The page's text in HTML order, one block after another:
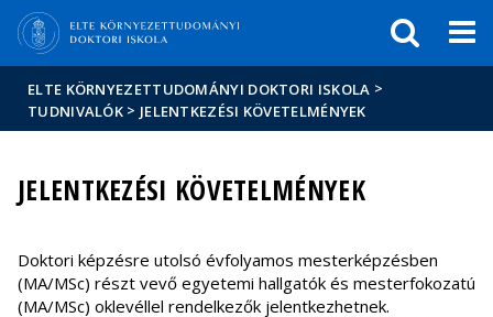
Hírek
Események
ELTE a
sajtóban
ELTE KÖRNYEZETTUDOMÁNYI DOKTORI ISKOLA >
TUDNIVALÓK > JELENTKEZÉSI KÖVETELMÉNYEK
JELENTKEZÉSI KÖVETELMÉNYEK
Doktori képzésre utolsó évfolyamos mesterképzésben
(MA/MSc) részt vevő egyetemi hallgatók és mesterfokozatú
(MA/MSc) oklevéllel rendelkezők jelentkezhetnek.